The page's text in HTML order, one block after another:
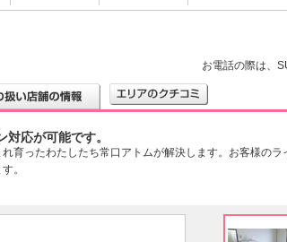
お電話の際は、
応が可能です。
育ったわたしたち常口アトムが解決します。お客様のラ
。